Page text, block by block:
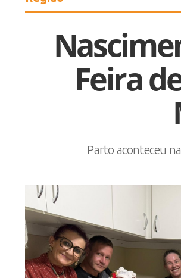
Feira
Parto aconteceu